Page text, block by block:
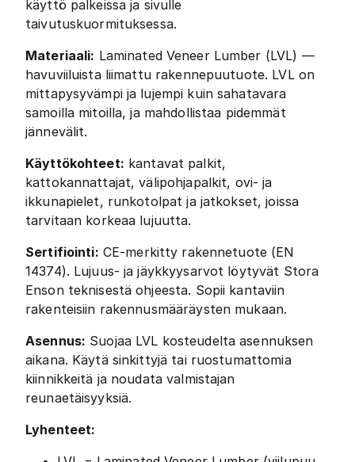
käyttö palkeissa ja sivulle
taivutuskuormituksessa.
Materiaali: Laminated Veneer Lumber (LVL) —
havuviiluista liimattu rakennepuutuote. LVL on
mittapysyvämpi ja lujempi kuin sahatavara
samoilla mitoilla, ja mahdollistaa pidemmät
jännevälit.
Käyttökohteet: kantavat palkit,
kattokannattajat, välipohjapalkit, ovi- ja
ikkunapielet, runkotolpat ja jatkokset, joissa
tarvitaan korkeaa lujuutta.
Sertifiointi: CE-merkitty rakennetuote (EN
14374). Lujuus- ja jäykkyysarvot löytyvät Stora
Enson teknisestä ohjeesta. Sopii kantaviin
rakenteisiin rakennusmääräysten mukaan.
Asennus: Suojaa LVL kosteudelta asennuksen
aikana. Käytä sinkittyjä tai ruostumattomia
kiinnikkeitä ja noudata valmistajan
reunaetäisyyksiä.
Lyhenteet: